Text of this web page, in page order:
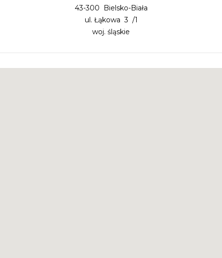
43-300 Bielsko-Biała
ul. Łąkowa 3 /1
woj. śląskie